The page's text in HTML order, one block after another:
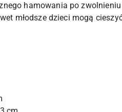
hamowania po
młodsze dzieci mogą